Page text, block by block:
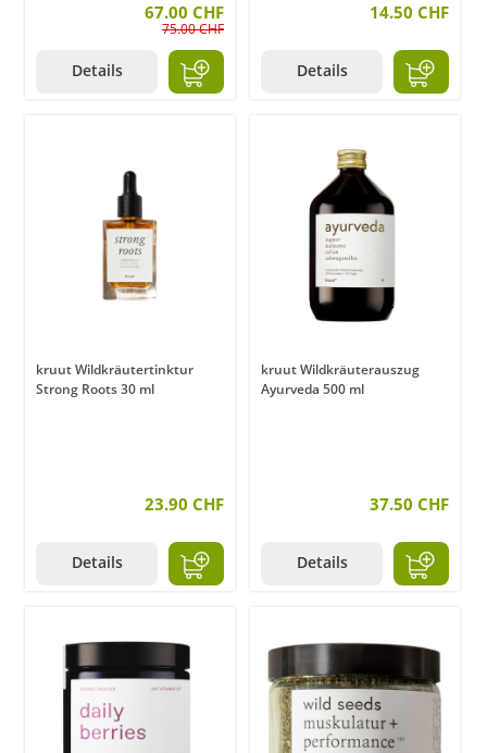
67.00 CHF
75.00 CHF
Details
14.50 CHF
Details
kruut Wildkräutertinktur
Strong Roots 30 ml
23.90 CHF
Details
kruut Wildkräuterauszug
Ayurveda 500 ml
37.50 CHF
Details